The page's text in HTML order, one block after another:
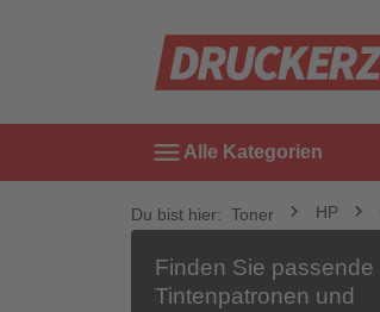
menu Alle Kategorien
Du bist hier: Toner HP
Finden Sie passende
Tintenpatronen und